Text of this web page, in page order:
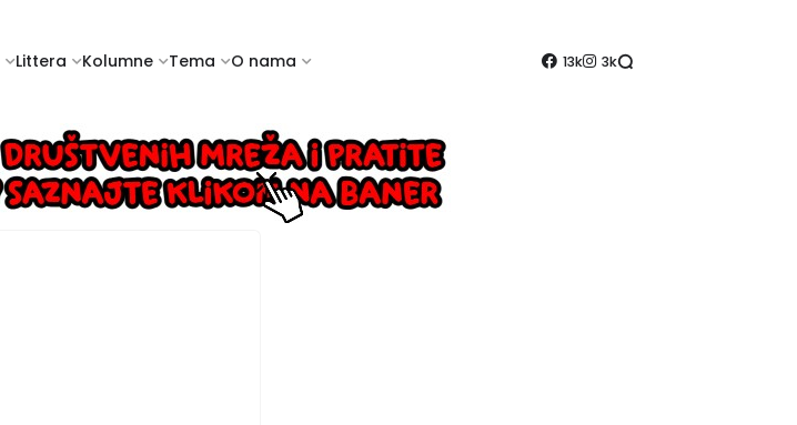
Littera Kolumne Tema O nama 13k 3k